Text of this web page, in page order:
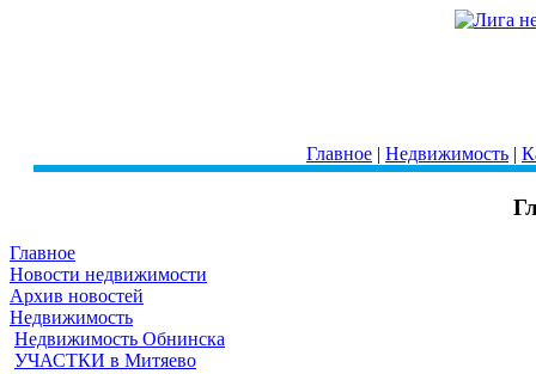
Главное | Недвижимость |
Главное
Новости недвижимости
Архив новостей
Недвижимость
Недвижимость Обнинска
УЧАСТКИ в Митяево